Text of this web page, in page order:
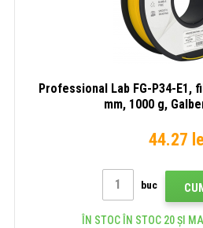
Professional Lab FG-P34-E1,
mm, 1000 g,
44.27
buc
ÎN STOC ÎN STOC 20 ȘI